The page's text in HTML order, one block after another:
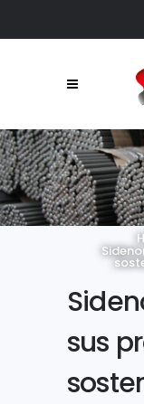
sus